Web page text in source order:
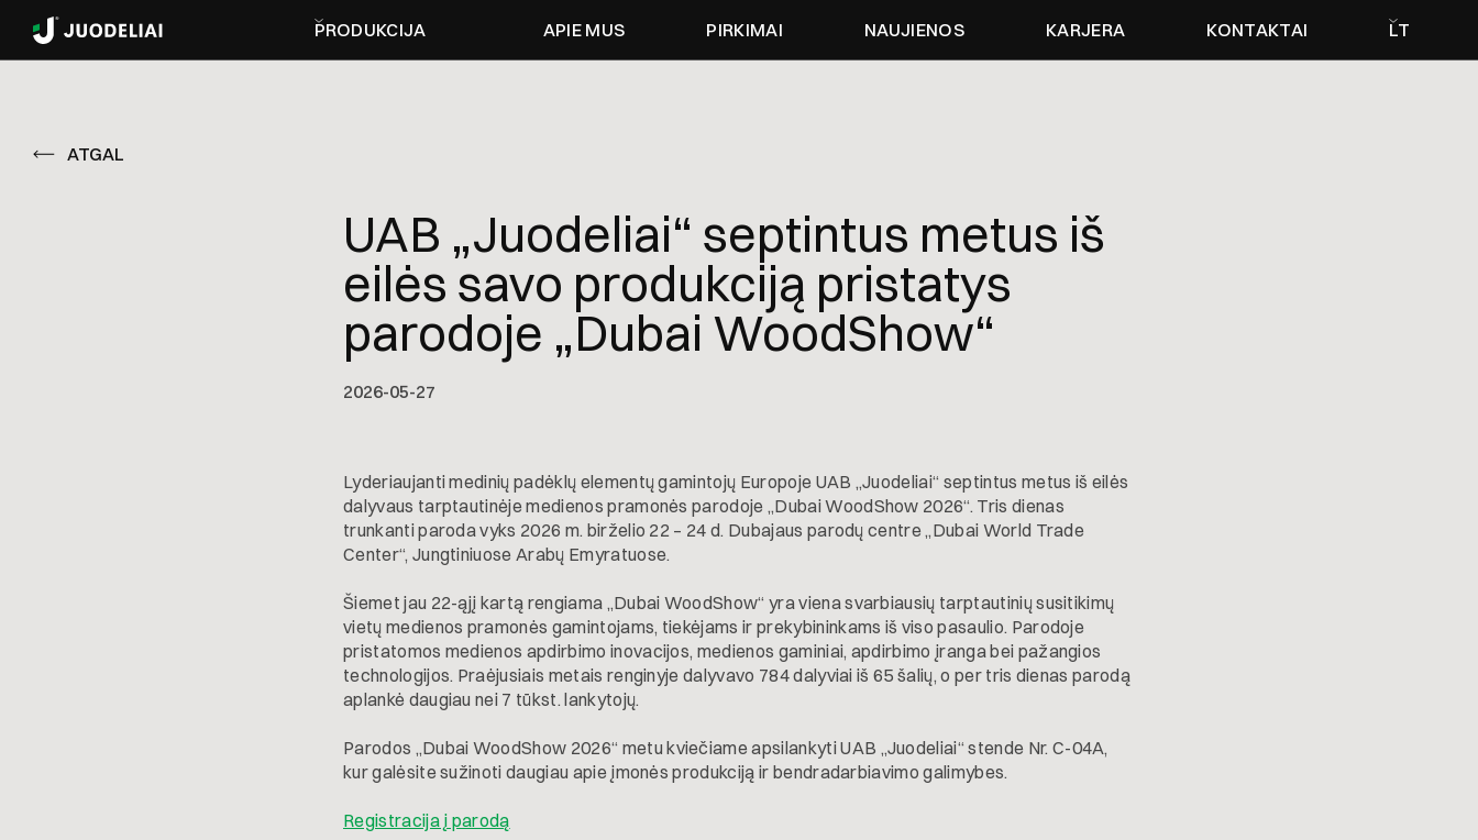
PRODUKCIJA APIE MUS PIRKIMAI NAUJIENOS KARJERA KONTAKTAI LT
ATGAL
UAB „Juodeliai“ septintus metus iš
eilės savo produkciją pristatys
parodoje „Dubai WoodShow“
2026-05-27
Lyderiaujanti medinių padėklų elementų gamintojų Europoje UAB „Juodeliai“ septintus metus iš eilės
dalyvaus tarptautinėje medienos pramonės parodoje „Dubai WoodShow 2026“. Tris dienas
trunkanti paroda vyks 2026 m. birželio 22 – 24 d. Dubajaus parodų centre „Dubai World Trade
Center“, Jungtiniuose Arabų Emyratuose.
Šiemet jau 22-ąjį kartą rengiama „Dubai WoodShow“ yra viena svarbiausių tarptautinių susitikimų
vietų medienos pramonės gamintojams, tiekėjams ir prekybininkams iš viso pasaulio. Parodoje
pristatomos medienos apdirbimo inovacijos, medienos gaminiai, apdirbimo įranga bei pažangios
technologijos. Praėjusiais metais renginyje dalyvavo 784 dalyviai iš 65 šalių, o per tris dienas parodą
aplankė daugiau nei 7 tūkst. lankytojų.
Parodos „Dubai WoodShow 2026“ metu kviečiame apsilankyti UAB „Juodeliai“ stende Nr. C-04A,
kur galėsite sužinoti daugiau apie įmonės produkciją ir bendradarbiavimo galimybes.
Registracija į parodą